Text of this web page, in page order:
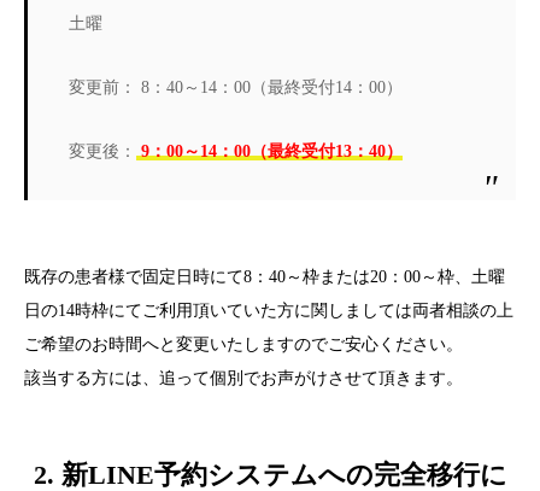
土曜
変更前： 8：40～14：00（最終受付14：00）
変更後： 9：00～14：00（最終受付13：40）
既存の患者様で固定日時にて8：40～枠または20：00～枠、土曜
日の14時枠にてご利用頂いていた方に関しましては両者相談の上
ご希望のお時間へと変更いたしますのでご安心ください。
該当する方には、追って個別でお声がけさせて頂きます。
2. 新LINE予約システムへの完全移行に